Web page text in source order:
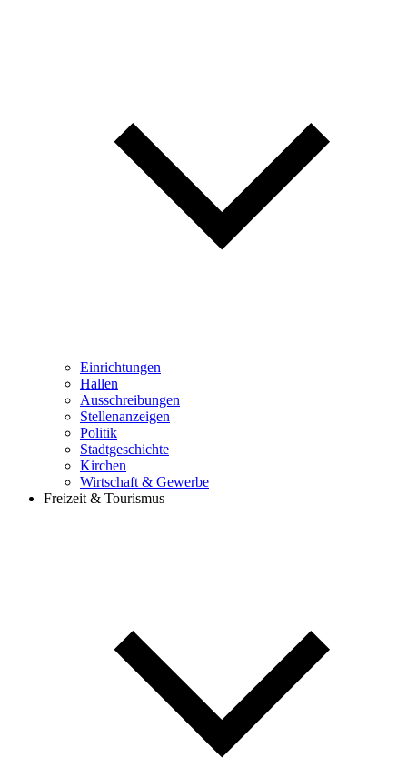
Einrichtungen
Hallen
Ausschreibungen
Stellenanzeigen
Politik
Stadtgeschichte
Kirchen
Wirtschaft & Gewerbe
Freizeit & Tourismus